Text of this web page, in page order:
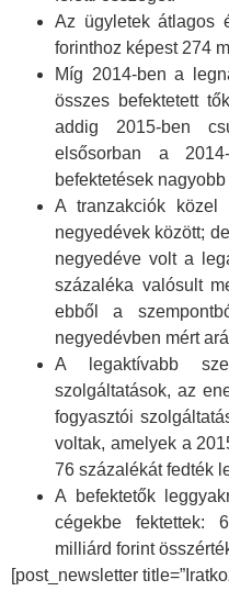
Az ügyletek átlagos
forinthoz képest 274
Míg 2014-ben a
összes befektetett
addig 2015-ben
elsősorban a
befektetések
A tranzakciók közel
negyedévek között;
negyedéve volt a
százaléka valósult
ebből a
negyedévben mért
A legaktívabb
szolgáltatások, az
fogyasztói
voltak, amelyek a
76 százalékát fedték
A befektetők
cégekbe fektettek:
milliárd forint
[post_newsletter